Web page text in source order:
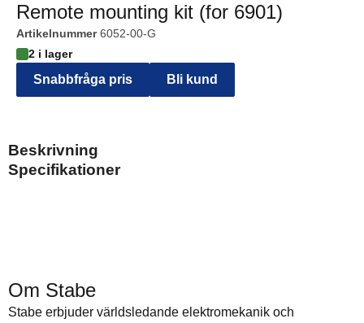
Remote mounting kit (for 6901)
Artikelnummer6052-00-G
2 i lager
Snabbfråga pris Bli kund
Beskrivning
Specifikationer
Om Stabe
Stabe erbjuder världsledande elektromekanik och